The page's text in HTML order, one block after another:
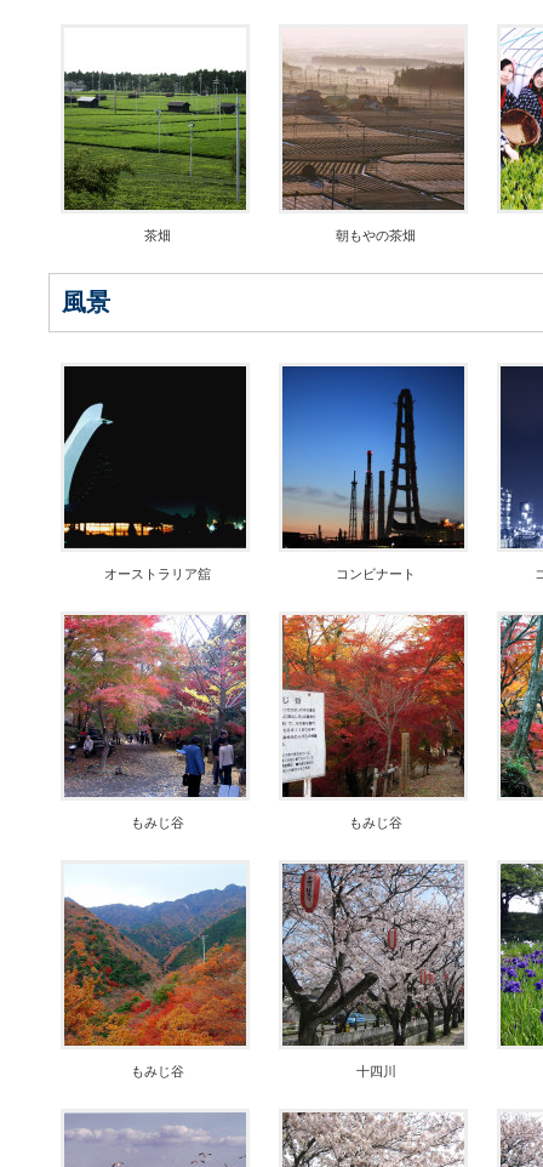
茶畑 朝もやの茶畑
風景
オーストラリア舘 コンビナート
もみじ谷 もみじ谷
もみじ谷 十四川